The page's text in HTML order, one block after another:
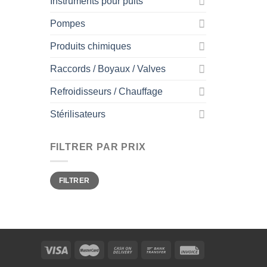
Pompes
Produits chimiques
Raccords / Boyaux / Valves
Refroidisseurs / Chauffage
Stérilisateurs
FILTRER PAR PRIX
Prix
min
Prix
maxFILTRER